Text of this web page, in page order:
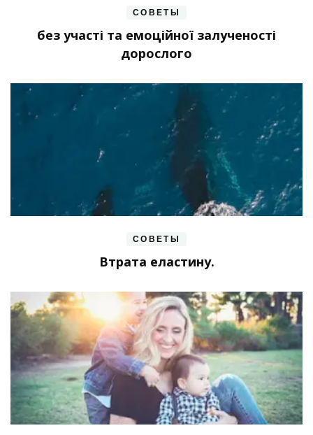
СОВЕТЫ
без участі та емоційної залученості
дорослого
СОВЕТЫ
Втрата еластину.